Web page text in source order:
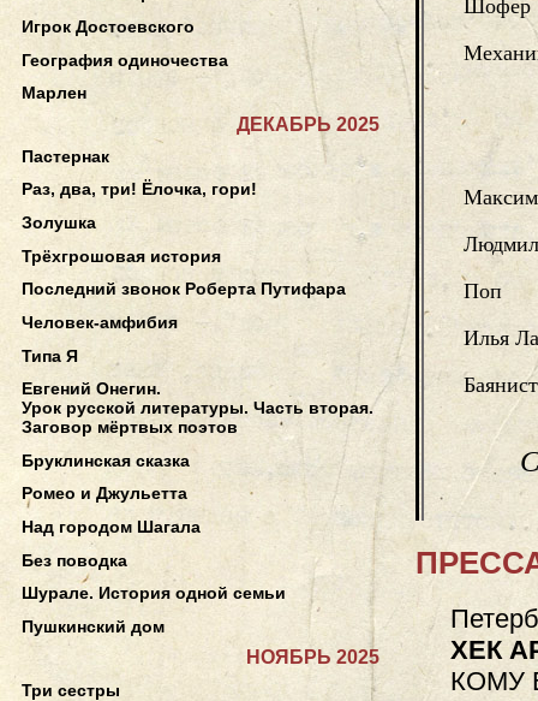
Шофер
Поп
Илья
Баянист
ХЕК
КОМУ
Игрок Достоевского
География одиночества
Марлен
ДЕКАБРЬ 2025
Пастернак
Раз, два, три! Ёлочка, гори!
Золушка
Трёхгрошовая история
Последний звонок Роберта Путифара
Человек-амфибия
Типа Я
Евгений Онегин.
Урок русской литературы. Часть вторая.
Заговор мёртвых поэтов
Бруклинская сказка
Ромео и Джульетта
Над городом Шагала
Без поводка
Шурале. История одной семьи
Пушкинский дом
НОЯБРЬ 2025
Три сестры